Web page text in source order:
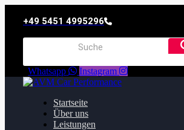
+49 5451 4995296
Whatsapp Instagram
Startseite
Über uns
Leistungen